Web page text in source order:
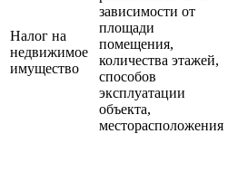
Налог на
недвижимое
имущество
зависимости от
площади
помещения,
количества этажей,
способов
эксплуатации
объекта,
месторасположения